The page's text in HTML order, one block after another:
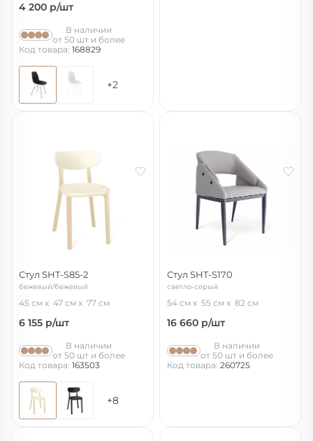
4 200 р/шт
В наличии
от 50 шт и более
Код товара: 168829
+2
Стул SHT-S85-2
бежевый/бежевый
45 см 47 см 77 см
6 155 р/шт
В наличии
от 50 шт и более
Код товара: 163503
+8
Стул SHT-S170
светло-серый
54 см 55 см 82 см
16 660 р/шт
В наличии
от 50 шт и более
Код товара: 260725